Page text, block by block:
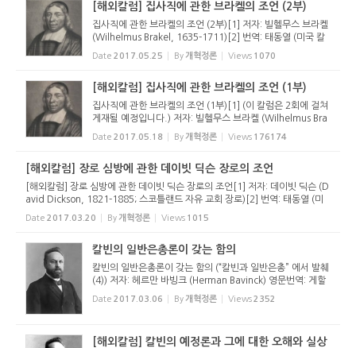
[해외칼럼] 집사직에 관한 브라켈의 조언 (2부)
집사직에 관한 브라켈의 조언 (2부)[1] 저자: 빌헬무스 브라켈
(Wilhelmus Brakel, 1635-1711)[2] 번역: 태동열 (미국 칼
빈 신학교 조직신학 박사과정 중) 집사의 자격 사도는 집사에
게 요구되는 자질을 기술한다. “이와 같이 집사들도 정중하고
Date 2017.05.25 By 개혁정론 Views 1070
[해외칼럼] 집사직에 관한 브라켈의 조언 (1부)
집사직에 관한 브라켈의 조언 (1부)[1] (이 칼럼은 2회에 걸쳐
게재될 예정입니다.) 저자: 빌헬무스 브라켈 (Wilhelmus Bra
kel, 1635-1711)[2] 번역: 태동열 (미국 칼빈 신학교 조직신
학 박사과정 중) 하나님께서 그분의 교회에 제정하신 세번 째
Date 2017.05.18 By 개혁정론 Views 176174
[해외칼럼] 장로 심방에 관한 데이빗 딕슨 장로의 조언
[해외칼럼] 장로 심방에 관한 데이빗 딕슨 장로의 조언[1] 저자: 데이빗 딕슨 (D
avid Dickson, 1821-1885; 스코틀랜드 자유 교회 장로)[2] 번역: 태동열 (미
국 칼빈 신학교 조직신학 박사과정 중) 장로의 통상적 심방 빈도는 거리, 그의
재량에 맡겨진 시간, ...
Date 2017.03.20 By 개혁정론 Views 1015
칼빈의 일반은총론이 갖는 함의
칼빈의 일반은총론이 갖는 함의 (“칼빈과 일반은총” 에서 발췌
(4)) 저자: 헤르만 바빙크 (Herman Bavinck) 영문번역: 게할
더스 보스 (Geerhardus Vos, 미국 구 프린스턴 신학교 성경
신학 교수) 한글번역: 태동열 (미국 칼빈 신학교 조직신학 박...
Date 2017.03.06 By 개혁정론 Views2352
[해외칼럼] 칼빈의 예정론과 그에 대한 오해와 실상